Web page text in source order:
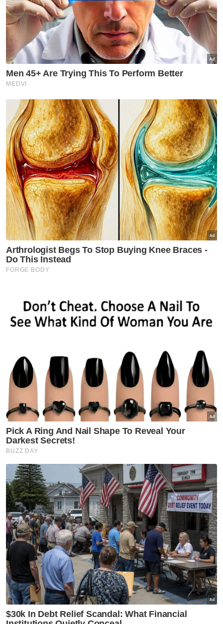
Sebelum ini, timbul pelbagai desas-desus
kononnya kerajaan negeri Perak akan
bertukar pada Julai ini.
Muat turun aplikasi Sinar Harian.
ADUN
Barisan Nasional
Pakatan Harapan
Artikel Disyorkan
Pas perlu buktikan DAP, PH
ancam Melayu Islam - Aiman
Athirah
Wawasan Terengganu 'buka
pintu' buat bekas pemimpin,
ahli Bersatu
MyKhas bukan untuk ahli
Parlimen, boleh salur terus
kepada rakyat - Fahmi
MPP PKR tolak peletakan
jawatan Nurul Izzah